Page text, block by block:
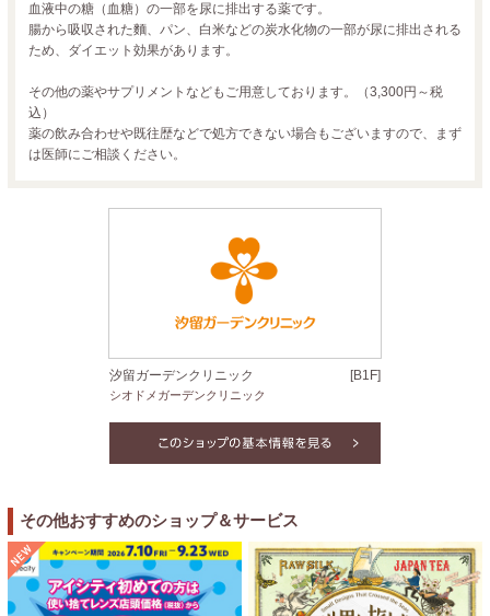
血液中の糖（血糖）の一部を尿に排出する薬です。
腸から吸収された麵、パン、白米などの炭水化物の一部が尿に排出される
ため、ダイエット効果があります。
その他の薬やサプリメントなどもご用意しております。（3,300円～税
込）
薬の飲み合わせや既往歴などで処方できない場合もございますので、まず
は医師にご相談ください。
汐留ガーデンクリニック [B1F]
シオドメガーデンクリニック
その他おすすめのショップ＆サービス